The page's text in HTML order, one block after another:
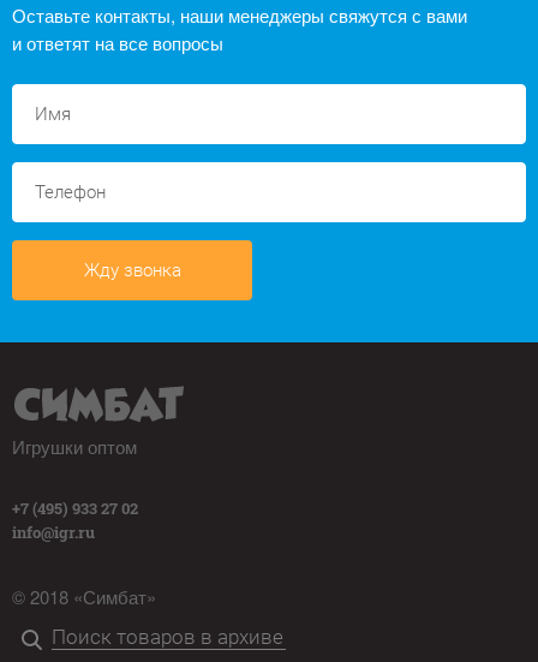
Оставьте контакты, наши менеджеры свяжутся с вами
и ответят на все вопросы
Жду звонка
Игрушки оптом
+7 (495) 933 27 02
info@igr.ru
© 2018 «Симбат»